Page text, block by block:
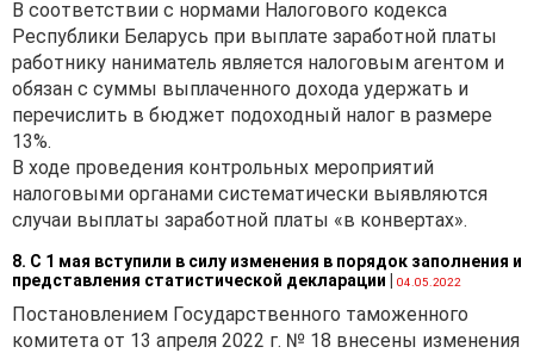
В соответствии с нормами Налогового кодекса
Республики Беларусь при выплате заработной платы
работнику наниматель является налоговым агентом и
обязан с суммы выплаченного дохода удержать и
перечислить в бюджет подоходный налог в размере
13%.
В ходе проведения контрольных мероприятий
налоговыми органами систематически выявляются
случаи выплаты заработной платы «в конвертах».
8. С 1 мая вступили в силу изменения в порядок заполнения и
представления статистической декларации | 04.05.2022
Постановлением Государственного таможенного
комитета от 13 апреля 2022 г. № 18 внесены изменения